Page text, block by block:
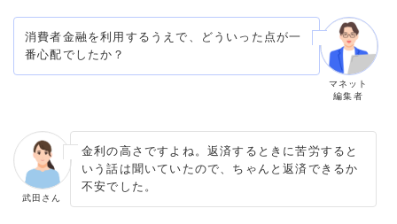
消費者金融を利用するうえで、どういった点が一
番心配でしたか？
マネット
編集者
武田さん
金利の高さですよね。返済するときに苦労すると
いう話は聞いていたので、ちゃんと返済できるか
不安でした。